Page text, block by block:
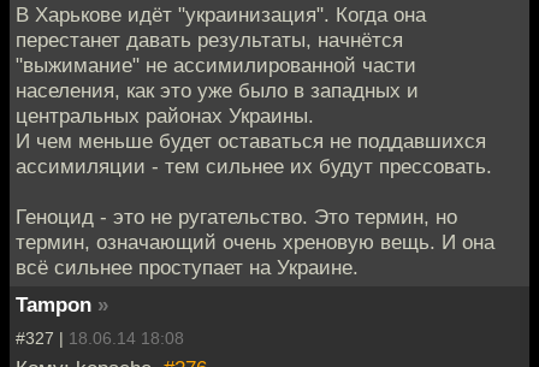
В Харькове идёт "украинизация". Когда она
перестанет давать результаты, начнётся
"выжимание" не ассимилированной части
населения, как это уже было в западных и
центральных районах Украины.
И чем меньше будет оставаться не поддавшихся
ассимиляции - тем сильнее их будут прессовать.
Геноцид - это не ругательство. Это термин, но
термин, означающий очень хреновую вещь. И она
всё сильнее проступает на Украине.
Tampon »
#327 | 18.06.14 18:08